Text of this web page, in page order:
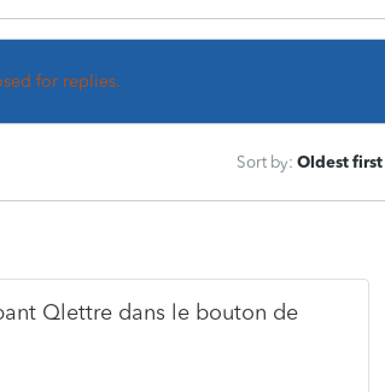
for replies.
Sort by: Oldest first
Qlettre dans le bouton de